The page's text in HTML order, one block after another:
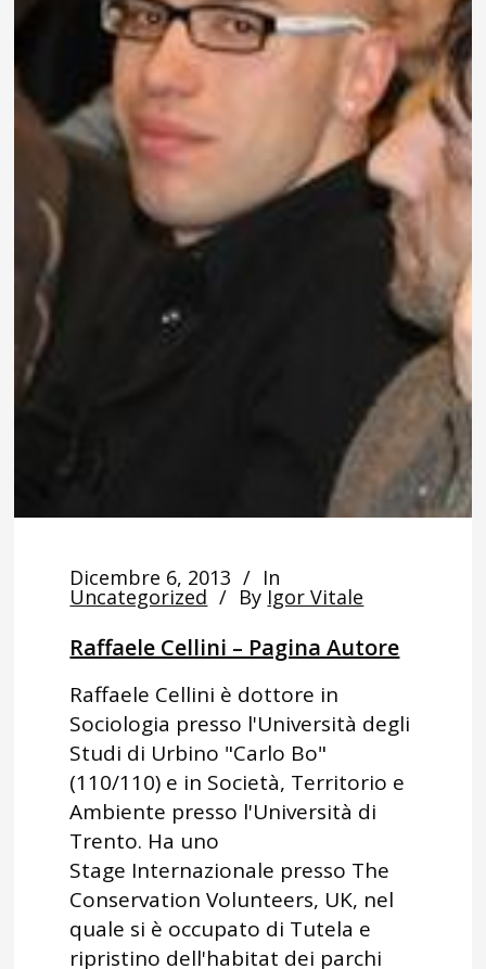
Dicembre 6, 2013 In
Uncategorized By Igor Vitale
Raffaele Cellini – Pagina Autore
Raffaele Cellini è dottore in
Sociologia presso l'Università degli
Studi di Urbino "Carlo Bo"
(110/110) e in Società, Territorio e
Ambiente presso l'Università di
Trento. Ha uno
Stage Internazionale presso The
Conservation Volunteers, UK, nel
quale si è occupato di Tutela e
ripristino dell'habitat dei parchi